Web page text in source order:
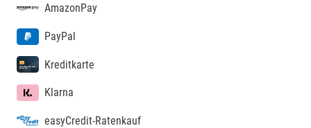
AmazonPay
PayPal
Kreditkarte
Klarna
easyCredit-Ratenkauf